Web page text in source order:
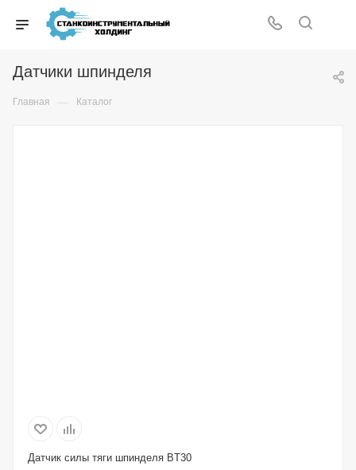
Датчики шпинделя
Главная — Каталог
Датчик силы тяги шпинделя BT30